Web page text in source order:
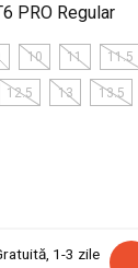
PRO Regular
10 11 11.5
12.5 13 13.5
1-3 zile